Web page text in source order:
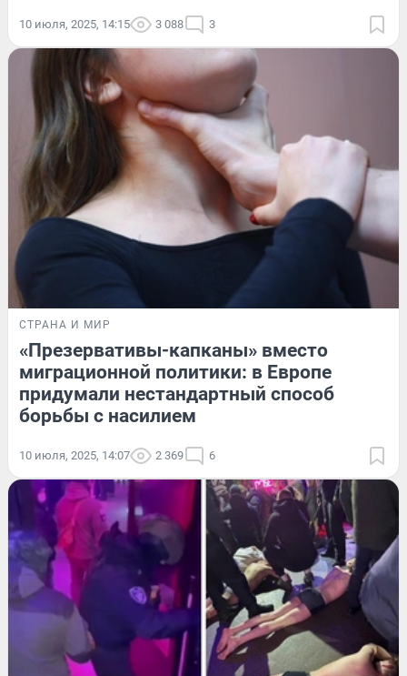
10 июля, 2025, 14:15 3 088 3
СТРАНА И МИР
«Презервативы-капканы» вместо
миграционной политики: в Европе
придумали нестандартный способ
борьбы с насилием
10 июля, 2025, 14:07 2 369 6